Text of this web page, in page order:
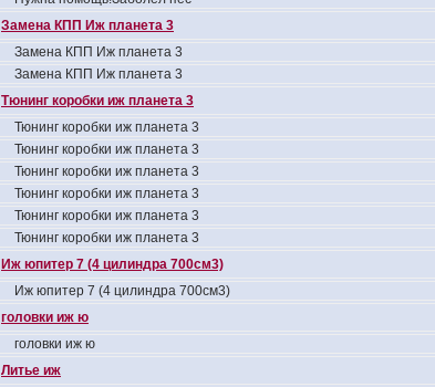
Замена КПП Иж планета 3
Замена КПП Иж планета 3
Замена КПП Иж планета 3
Тюнинг коробки иж планета 3
Тюнинг коробки иж планета 3
Тюнинг коробки иж планета 3
Тюнинг коробки иж планета 3
Тюнинг коробки иж планета 3
Тюнинг коробки иж планета 3
Тюнинг коробки иж планета 3
Иж юпитер 7 (4 цилиндра 700см3)
Иж юпитер 7 (4 цилиндра 700см3)
головки иж ю
головки иж ю
Литье иж